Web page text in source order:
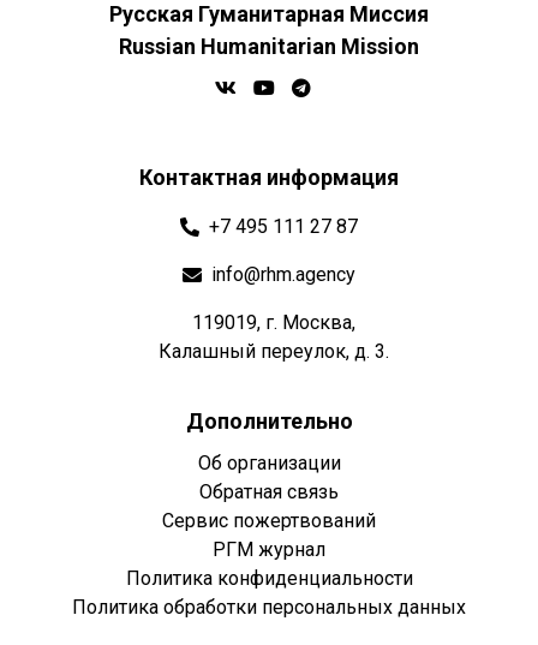
Русская Гуманитарная Миссия
Russian Humanitarian Mission
Контактная информация
+7 495 111 27 87
info@rhm.agency
119019, г. Москва,
Калашный переулок, д. 3.
Дополнительно
Об организации
Обратная связь
Сервис пожертвований
РГМ журнал
Политика конфиденциальности
Политика обработки персональных данных